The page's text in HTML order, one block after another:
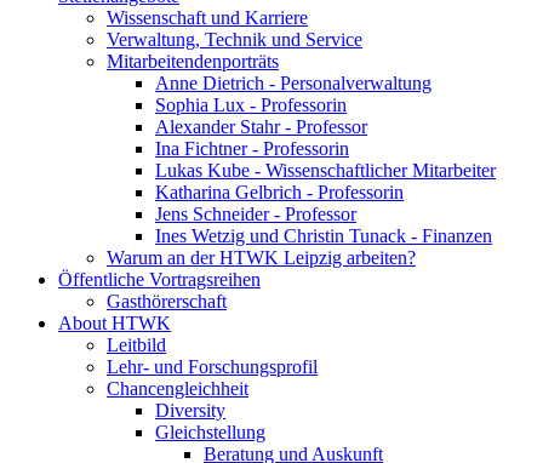
Wissenschaft und Karriere
Verwaltung, Technik und Service
Mitarbeitendenporträts
Anne Dietrich - Personalverwaltung
Sophia Lux - Professorin
Alexander Stahr - Professor
Ina Fichtner - Professorin
Lukas Kube - Wissenschaftlicher Mitarbeiter
Katharina Gelbrich - Professorin
Jens Schneider - Professor
Ines Wetzig und Christin Tunack - Finanzen
Warum an der HTWK Leipzig arbeiten?
Öffentliche Vortragsreihen
Gasthörerschaft
About HTWK
Leitbild
Lehr- und Forschungsprofil
Chancengleichheit
Diversity
Gleichstellung
Beratung und Auskunft